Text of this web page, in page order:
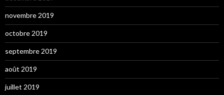
novembre 2019
octobre 2019
septembre 2019
août 2019
juillet 2019